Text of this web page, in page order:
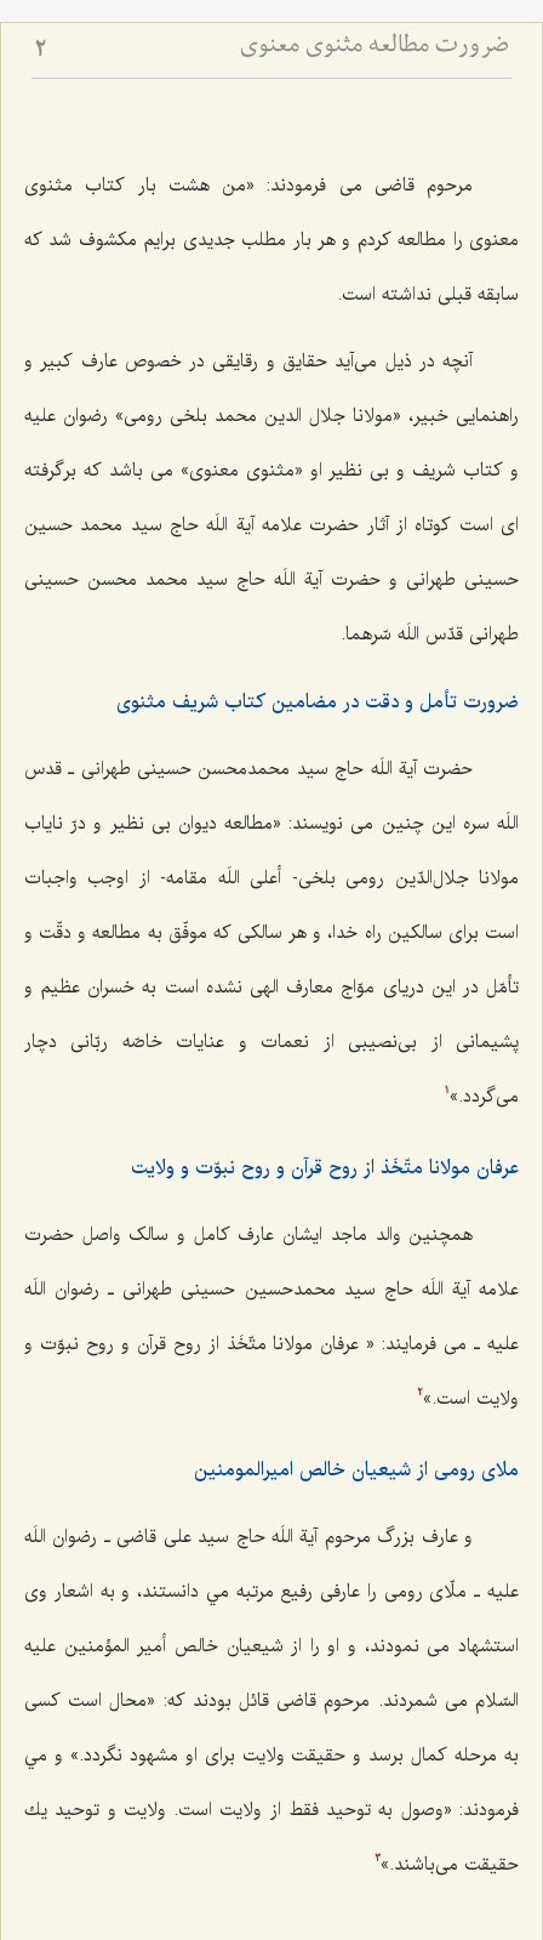
ضرورت مطالعه مثنوی معنوی 2
مرحوم قاضى می ‌فرمودند: «من هشت بار كتاب مثنوى
معنوى را مطالعه كردم و هر بار مطلب جديدى برايم مكشوف شد كه
سابقه قبلى نداشته است.
آنچه در ذیل می‌آید حقایق و رقایقی در خصوص عارف کبیر و
راهنمایی خبیر، «مولانا جلال الدین محمد بلخی رومی» رضوان علیه
و کتاب شریف و بی نظیر او «مثنوی معنوی» می باشد که برگرفته
ای است کوتاه از آثار حضرت علامه آیة اللَه حاج سید محمد حسین
حسینی طهرانی و حضرت آیة اللَه حاج سید محمد محسن حسینی
طهرانی قدّس اللَه سّرهما.
ضرورت تأمل و دقت در مضامین کتاب شریف مثنوی
حضرت آیة اللَه حاج سید محمد‌محسن حسینی طهرانی ـ قدس
اللَه سره این چنین می نویسند: «مطالعه ديوان بى ‌نظير و درّ ناياب
مولانا جلال‌الدّين رومى بلخى- أعلى اللَه مقامه- از اوجب واجبات
است براى سالكين راه خدا، و هر سالكى كه موفّق به مطالعه و دقّت و
تأمّل در اين درياى موّاج معارف الهى نشده است به خسران عظيم و
پشيمانى از بى‌نصيبى از نعمات و عنايات خاصّه ربّانى دچار
مى‌گردد.» 1
عرفان مولانا متّخَذ از روح قرآن و روح نبوّت و ولايت
همچنین والد ماجد ایشان عارف کامل و سالک واصل حضرت
علامه آیة اللَه حاج سید محمد‌حسین حسینی طهرانی ـ رضوان اللَه
علیه ـ می فرمایند: « عرفان مولانا متّخَذ از روح قرآن و روح نبوّت و
ولايت است.»2
ملای رومی از شیعیان خالص امیرالمومنین
و عارف بزرگ مرحوم آیة اللَه حاج سید علی قاضی ـ رضوان اللَه
علیه ـ ملّاى رومى را عارفى‌ رفيع‌ مرتبه مي دانستند، و به اشعار وى
استشهاد مى ‌نمودند، و او را از شيعيان خالص أمير المؤمنين عليه
السّلام مى ‌شمردند. مرحوم قاضى قائل بودند كه: «محال است كسى
به مرحله كمال برسد و حقيقت ولايت براى او مشهود نگردد.» و مي
فرمودند: «وصول به توحيد فقط از ولايت است. ولايت و توحيد يك
حقيقت مى‌باشند.»3